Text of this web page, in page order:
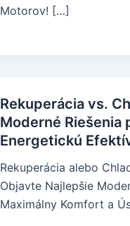
Motorov! […]
Rekuperácia vs.
Moderné Riešenia
Energetickú
Rekuperácia alebo
Objavte Najlepšie
Maximálny Komfort a